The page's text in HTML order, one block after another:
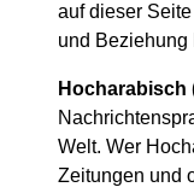
auf dieser
und Beziehung
Hocharabisch
Welt. Wer
Zeitungen und